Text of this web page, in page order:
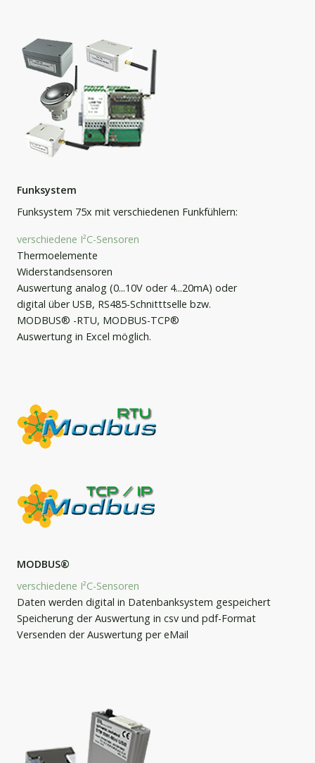
Funksystem
Funksystem 75x mit verschiedenen Funkfühlern:
verschiedene I²C-Sensoren
Thermoelemente
Widerstandsensoren
Auswertung analog (0...10V oder 4...20mA) oder
digital über USB, RS485-Schnitttselle bzw.
MODBUS® -RTU, MODBUS-TCP®
Auswertung in Excel möglich.
MODBUS®
verschiedene I²C-Sensoren
Daten werden digital in Datenbanksystem gespeichert
Speicherung der Auswertung in csv und pdf-Format
Versenden der Auswertung per eMail